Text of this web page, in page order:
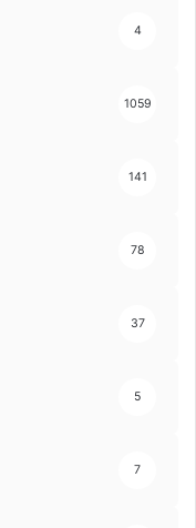
4
1059
141
78
37
5
7